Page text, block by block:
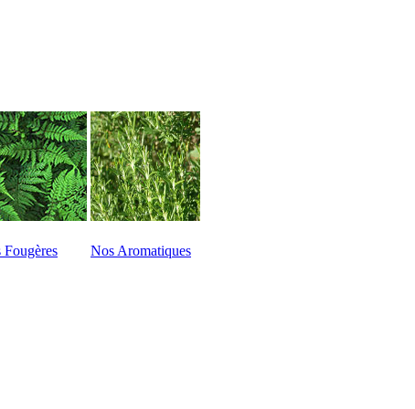
Fougères Nos Aromatiques